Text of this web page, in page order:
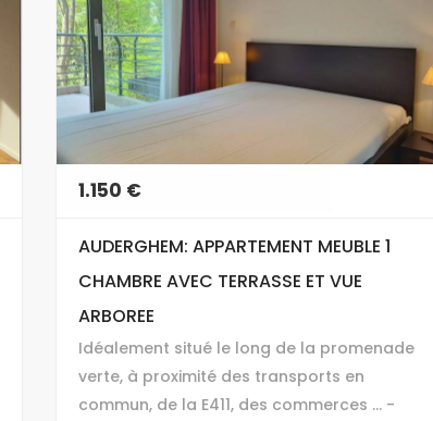
1.150 €
AUDERGHEM: APPARTEMENT MEUBLE 1
CHAMBRE AVEC TERRASSE ET VUE
ARBOREE
Idéalement situé le long de la promenade
verte, à proximité des transports en
commun, de la E411, des commerces ... -